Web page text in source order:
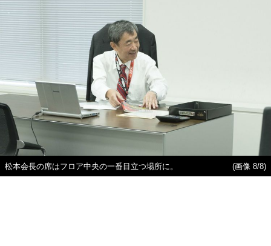
松本会長の席はフロア中央の一番目立つ場所に。 (画像 8/8)